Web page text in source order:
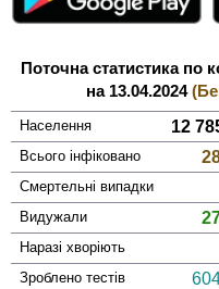
Поточна статистика по
на 13.04.2024
Населення 12
Всього інфі­ковано
Смер­тельні випадки
Виду­жали
Наразі хворіють
Зроблено тестів